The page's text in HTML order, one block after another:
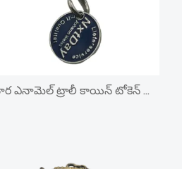
ప్రచార ఎనామెల్ ట్రాలీ కాయిన్ టోకెన్ కీ రింగ్